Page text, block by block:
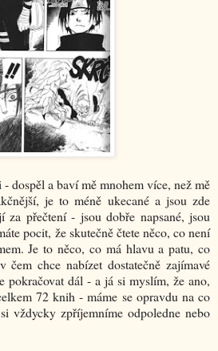
dospěl a baví mě mnohem více, než mě
je to méně ukecané a jsou zde
za přečtení - jsou dobře napsané, jsou
pocit, že skutečně čtete něco, co není
Je to něco, co má hlavu a patu, co
čem chce nabízet dostatečně zajímavé
pokračovat dál - a já si myslím, že ano,
72 knih - máme se opravdu na co
vždycky zpříjemníme odpoledne nebo